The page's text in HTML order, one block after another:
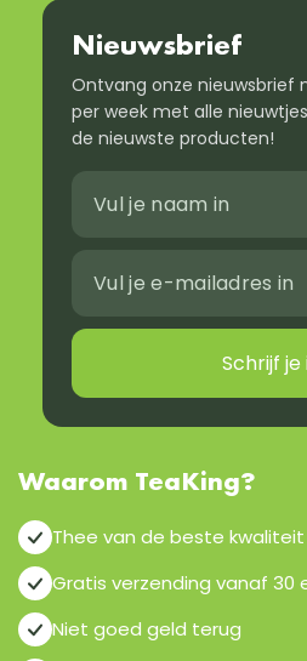
Nieuwsbrief
Ontvang onze nieuwsbrief
per week met alle
de nieuwste producten!
Schrijf je
Waarom TeaKing?
Thee van de beste kwaliteit
Gratis verzending vanaf 30
Niet goed geld terug